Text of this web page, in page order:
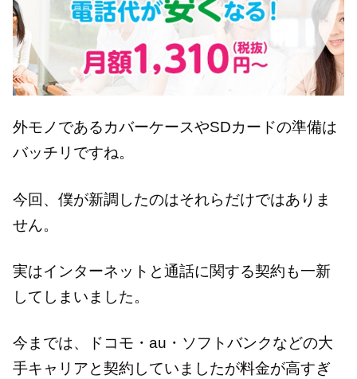
外モノであるカバーケースやSDカードの準備は
バッチリですね。
今回、僕が新調したのはそれらだけではありま
せん。
実はインターネットと通話に関する契約も一新
してしまいました。
今までは、ドコモ・au・ソフトバンクなどの大
手キャリアと契約していましたが料金が高すぎ